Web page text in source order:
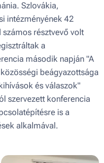
Szlovákia,
intézményének 42
résztvevő volt
a
második napján "A
beágyazottsága
és válaszok"
szervezett konferencia
is a
alkalmával.